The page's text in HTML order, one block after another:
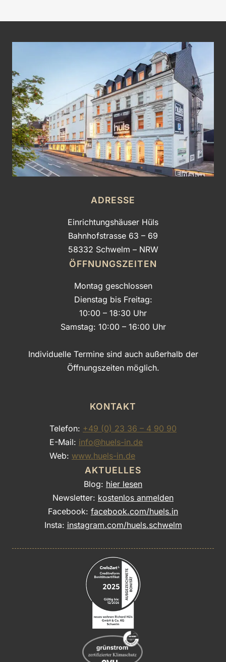
ADRESSE
Einrichtungshäuser Hüls
Bahnhofstrasse 63 – 69
58332 Schwelm – NRW
ÖFFNUNGSZEITEN
Montag geschlossen
Dienstag bis Freitag:
10:00 – 18:30 Uhr
Samstag: 10:00 – 16:00 Uhr
Individuelle Termine sind auch außerhalb der
Öffnungszeiten möglich.
KONTAKT
Telefon: +49 (0) 23 36 – 4 90 90
E-Mail: info@huels-in.de
Web: www.huels-in.de
AKTUELLES
Blog: hier lesen
Newsletter: kostenlos anmelden
Facebook: facebook.com/huels.in
Insta: instagram.com/huels.schwelm